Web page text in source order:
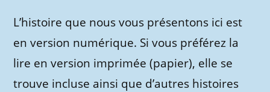
L’histoire que nous vous présentons ici est
en version numérique. Si vous préférez la
lire en version imprimée (papier), elle se
trouve incluse ainsi que d’autres histoires